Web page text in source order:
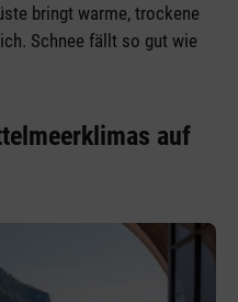
bringt warme, trockene
Schnee fällt so gut wie
auf